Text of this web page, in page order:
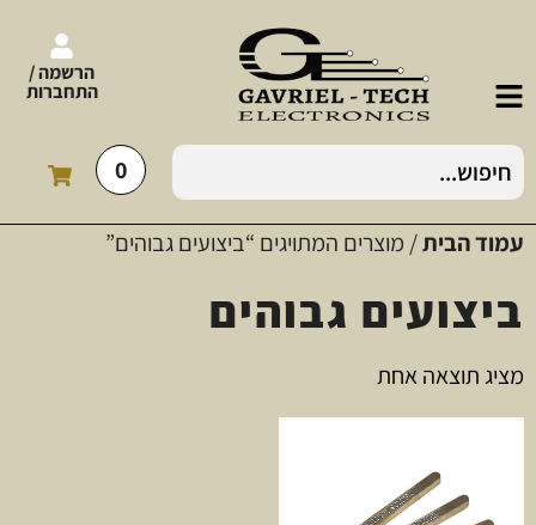
הרשמה /
התחברות
0
עמוד הבית/ מוצרים המתויגים “ביצועים גבוהים”
ביצועים גבוהים
מציג תוצאה אחת